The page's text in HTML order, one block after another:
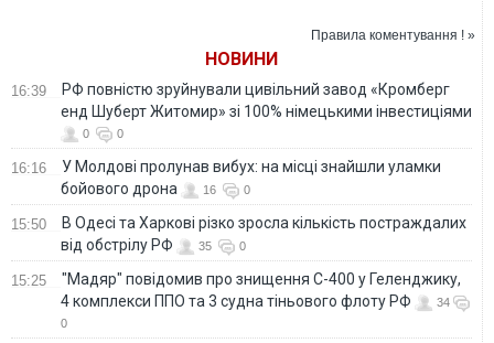
Правила коментування ! »
НОВИНИ
16:39
РФ повністю зруйнували цивільний завод «Кромберг
енд Шуберт Житомир» зі 100% німецькими інвестиціями
0 0
16:16
У Молдові пролунав вибух: на місці знайшли уламки
бойового дрона
16 0
15:50
В Одесі та Харкові різко зросла кількість постраждалих
від обстрілу РФ
35 0
15:25
"Мадяр" повідомив про знищення С-400 у Геленджику,
4 комплекси ППО та 3 судна тіньового флоту РФ
34
0